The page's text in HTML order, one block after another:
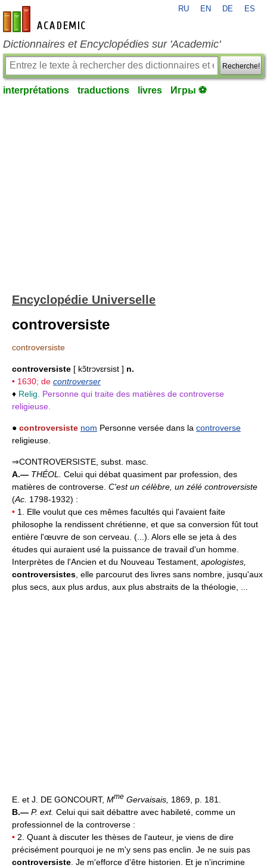
fr-academic.com
RU EN DE ES
Dictionnaires et Encyclopédies sur 'Academic'
Recherche!
interprétations traductions livres Игры ⚽
Encyclopédie Universelle
controversiste
controversiste
controversiste [ kɔ̃trɔvɛrsist ] n.
• 1630; de controverser
♦ Relig.
Personne qui traite des matières de controverse
religieuse.
● controversiste nom Personne versée dans la controverse
religieuse.
⇒CONTROVERSISTE, subst. masc.
A.— THÉOL. Celui qui débat quasiment par profession, des
matières de controverse. C'est un célèbre, un zélé controversiste
(Ac. 1798-1932) :
• 1. Elle voulut que ces mêmes facultés qui l'avaient faite
philosophe la rendissent chrétienne, et que sa conversion fût tout
entière l'œuvre de son cerveau. (...). Alors elle se jeta à des
études qui auraient usé la puissance de travail d'un homme.
Interprètes de l'Ancien et du Nouveau Testament, apologistes,
controversistes , elle parcourut des livres sans nombre, jusqu'aux
plus secs, aux plus ardus, aux plus abstraits de la théologie, ...
E. et J. DE GONCOURT, Mme Gervaisais, 1869, p. 181.
B.— P. ext. Celui qui sait débattre avec habileté, comme un
professionnel de la controverse :
• 2. Quant à discuter les thèses de l'auteur, je viens de dire
précisément pourquoi je ne m'y sens pas enclin. Je ne suis pas
controversiste . Je m'efforce d'être historien. Et je n'incrimine